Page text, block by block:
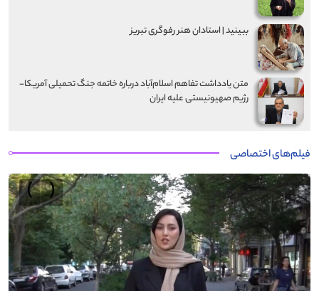
ببینید | استادان هنر رفوگری تبریز
متن یادداشت تفاهم اسلام‌آباد درباره خاتمه جنگ تحمیلی آمریکا-
رژیم صهیونیستی علیه ایران
فیلم‌های اختصاصی
‹
›